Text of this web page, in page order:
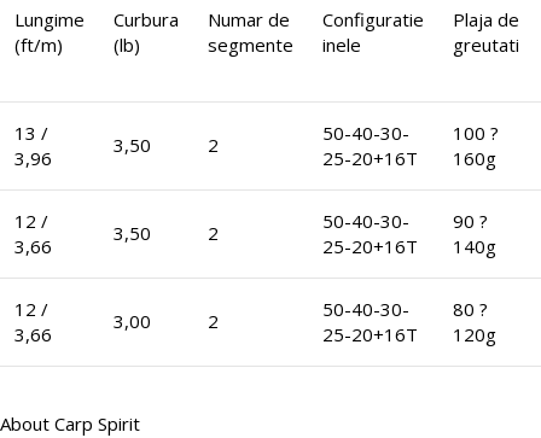
Lungime
(ft/m)
Curbura
(lb)
Numar de
segmente
Configuratie
inele
Plaja de
greutati
13 /
3,96
3,50 2
50-40-30-
25-20+16T
100 ?
160g
12 /
3,66
3,50 2
50-40-30-
25-20+16T
90 ?
140g
12 /
3,66
3,00 2
50-40-30-
25-20+16T
80 ?
120g
About Carp Spirit